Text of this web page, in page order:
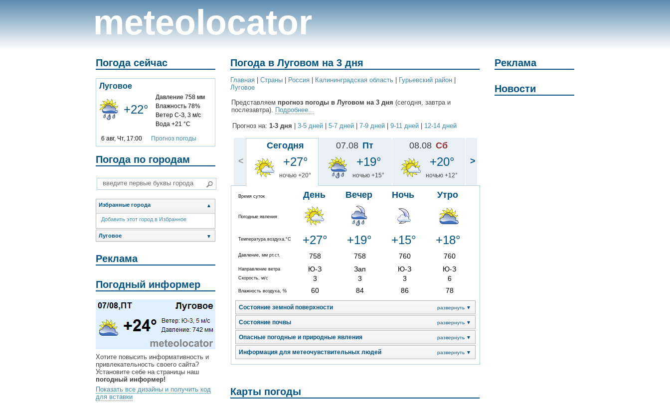
meteolocator
Погода сейчас
Луговое
+22°
Давление 758 мм
Влажность 78%
Ветер С-З, 3 м/с
Вода +21 °C
6 авг, Чт, 17:00 Прогноз погоды
Погода по городам
Избранные города ▲
Добавить этот город в Избранное
Луговое ▼
Реклама
Погодный информер
Хотите повысить информативность и
привлекательность своего сайта?
Установите себе на страницы наш
погодный информер!
Показать все дизайны и получить код
для вставки
Погода в Луговом на 3 дня
Главная Cтраны Россия Калининградская область Гурьевский район
Луговое
Представляем прогноз погоды в Луговом на 3 дня (сегодня, завтра и
послезавтра). Подробнее...
Прогноз на: 1-3 дня 3-5 дней 5-7 дней 7-9 дней 9-11 дней 12-14 дней
<
Сегодня
+27°
ночью +20°
Время суток День Вечер Ночь Утро
Погодные явления
Температура воздуха,°C +27° +19° +15° +18°
Давление, мм рт.ст. 758 758 760 760
Направление ветра Ю-З Зап Ю-З Ю-З
Скорость, м/с 3 3 3 6
Влажность воздуха, % 60 84 86 78
Состояние земной поверхности развернуть ▼
Состояние почвы развернуть ▼
Опасные погодные и природные явления развернуть ▼
Информация для метеочувствительных людей развернуть ▼
07.08 Пт
+19°
ночью +15°
08.08 Сб
+20°
ночью +12°
>
Карты погоды
Реклама
Новости